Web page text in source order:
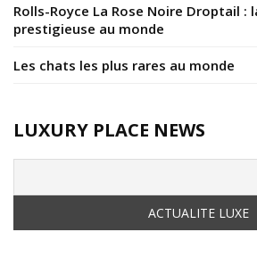
Rolls-Royce La Rose Noire Droptail :
prestigieuse au monde
Les chats les plus rares au monde
LUXURY PLACE NEWS